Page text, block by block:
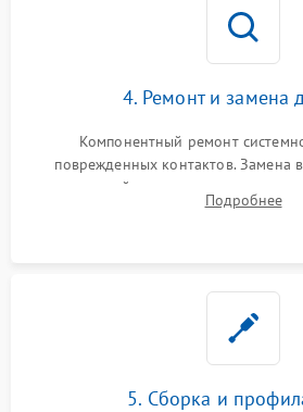
4. Ремонт и замена
Компонентный ремонт
поврежденных контактов. Замена
двигателей, изношенного
лидара или помпы подачи воды.
Подробнее
5. Сборка и